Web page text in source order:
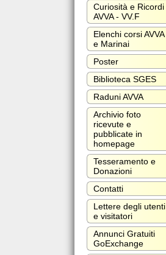
Curiosità e Ricordi
AVVA - VV.F
Elenchi corsi AVVA
e Marinai
Poster
Biblioteca SGES
Raduni AVVA
Archivio foto
ricevute e
pubblicate in
homepage
Tesseramento e
Donazioni
Contatti
Lettere degli utenti
e visitatori
Annunci Gratuiti
GoExchange